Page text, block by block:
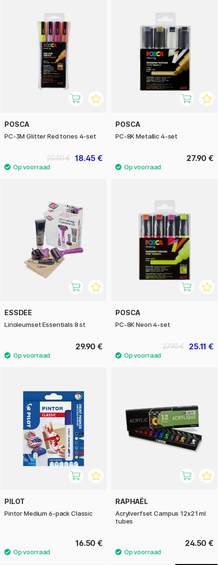
POSCA
PC-3M Glitter Red tones 4-set
18.45 €
20.50 €
POSCA
PC-8K Metallic 4-set
27.90 €
ESSDEE
Linoleumset Essentials 8 st
29.90 €
POSCA
PC-8K Neon 4-set
25.11 €
27.90 €
PILOT
Pintor Medium 6-pack Classic
16.50 €
RAPHAËL
Acrylverfset Campus 12x21 ml
tubes
24.50 €